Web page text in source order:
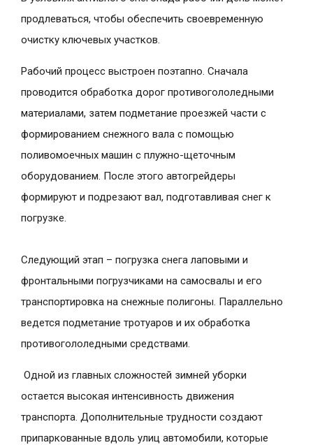
продлеваться, чтобы обеспечить своевременную
очистку ключевых участков.
Рабочий процесс выстроен поэтапно. Сначала
проводится обработка дорог противогололедными
материалами, затем подметание проезжей части с
формированием снежного вала с помощью
поливомоечных машин с плужно-щеточным
оборудованием. После этого автогрейдеры
формируют и подрезают вал, подготавливая снег к
погрузке.
Следующий этап – погрузка снега лаповыми и
фронтальными погрузчиками на самосвалы и его
транспортировка на снежные полигоны. Параллельно
ведется подметание тротуаров и их обработка
противогололедными средствами.
Одной из главных сложностей зимней уборки
остается высокая интенсивность движения
транспорта. Дополнительные трудности создают
припаркованные вдоль улиц автомобили, которые